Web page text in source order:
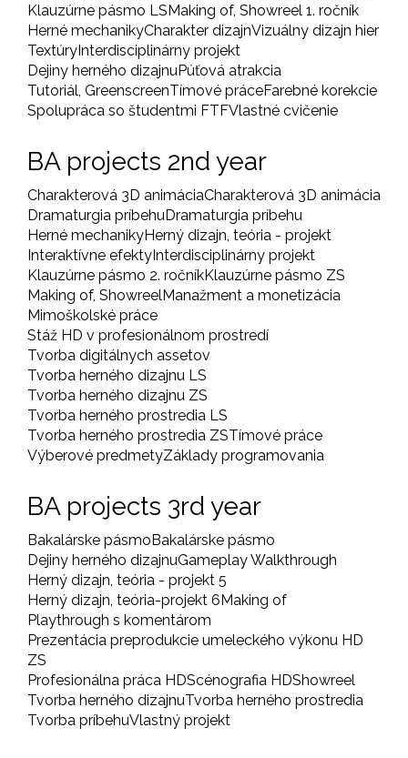
Klauzúrne pásmo LSMaking of, Showreel 1. ročník
Herné mechanikyCharakter dizajnVizuálny dizajn hier
TextúryInterdisciplinárny projekt
Dejiny herného dizajnuPúťová atrakcia
Tutoriál, GreenscreenTímové práceFarebné korekcie
Spolupráca so študentmi FTFVlastné cvičenie
BA projects 2nd year
Charakterová 3D animáciaCharakterová 3D animácia
Dramaturgia príbehuDramaturgia príbehu
Herné mechanikyHerný dizajn, teória - projekt
Interaktívne efektyInterdisciplinárny projekt
Klauzúrne pásmo 2. ročníkKlauzúrne pásmo ZS
Making of, ShowreelManažment a monetizácia
Mimoškolské práce
Stáž HD v profesionálnom prostredí
Tvorba digitálnych assetov
Tvorba herného dizajnu LS
Tvorba herného dizajnu ZS
Tvorba herného prostredia LS
Tvorba herného prostredia ZSTímové práce
Výberové predmetyZáklady programovania
BA projects 3rd year
Bakalárske pásmoBakalárske pásmo
Dejiny herného dizajnuGameplay Walkthrough
Herný dizajn, teória - projekt 5
Herný dizajn, teória-projekt 6Making of
Playthrough s komentárom
Prezentácia preprodukcie umeleckého výkonu HD
ZS
Profesionálna práca HDScénografia HDShowreel
Tvorba herného dizajnuTvorba herného prostredia
Tvorba príbehuVlastný projekt